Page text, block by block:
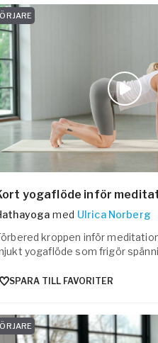
yogaflöde inför
med Ulrica Norberg
kroppen inför
yogaflöde som frigör
SPARA TILL FAVORITER